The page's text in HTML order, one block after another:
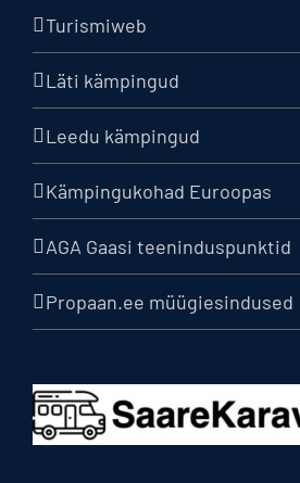
Turismiweb
Läti kämpingud
Leedu kämpingud
Kämpingukohad Euroopas
AGA Gaasi teeninduspunktid
Propaan.ee müügiesindused